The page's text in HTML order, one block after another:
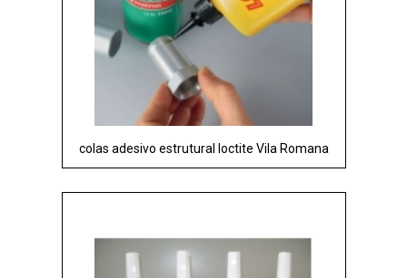
colas adesivo estrutural loctite Vila Romana